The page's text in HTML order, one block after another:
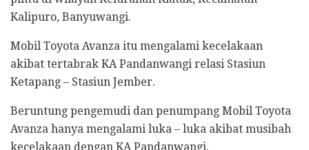
Kalipuro, Banyuwangi.
Mobil Toyota Avanza itu mengalami kecelakaan
akibat tertabrak KA Pandanwangi relasi Stasiun
Ketapang – Stasiun Jember.
Beruntung pengemudi dan penumpang Mobil Toyota
Avanza hanya mengalami luka – luka akibat musibah
kecelakaan dengan KA Pandanwangi.